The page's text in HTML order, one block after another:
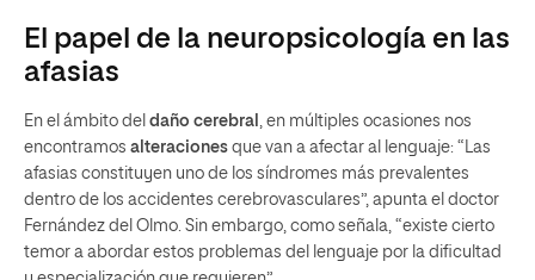
El papel de la neuropsicología en las
afasias
En el ámbito del daño cerebral , en múltiples ocasiones nos
encontramos alteraciones que van a afectar al lenguaje: “Las
afasias constituyen uno de los síndromes más prevalentes
dentro de los accidentes cerebrovasculares”, apunta el doctor
Fernández del Olmo. Sin embargo, como señala, “existe cierto
temor a abordar estos problemas del lenguaje por la dificultad